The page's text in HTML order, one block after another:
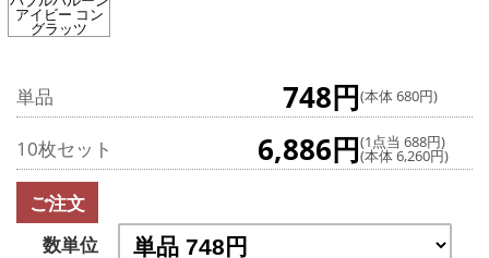
アイビー コン
グラッツ
単品 748円(本体 680円)
10枚セット 6,886円(1点当 688円)
(本体 6,260円)
ご注文
数単位